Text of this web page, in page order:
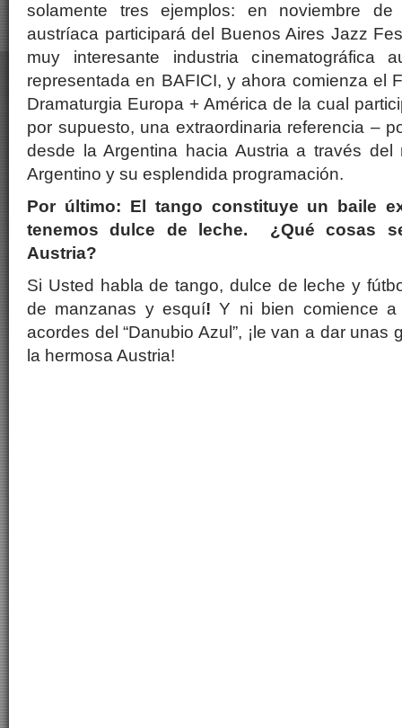
solamente tres ejemplos: en noviembre
austríaca participará del Buenos Aires Jazz
muy interesante industria cinematográfica
representada en BAFICI, y ahora comienza el
Dramaturgia Europa + América de la cual
por supuesto, una extraordinaria referencia –
desde la Argentina hacia Austria a través del
Argentino y su esplendida programación.
Por último: El tango constituye un baile
tenemos dulce de leche. ¿Qué cosas
Austria?
Si Usted habla de tango, dulce de leche y
de manzanas y esquí!Y ni bien comience a
acordes del “Danubio Azul”, ¡le van a dar unas
la hermosa Austria!